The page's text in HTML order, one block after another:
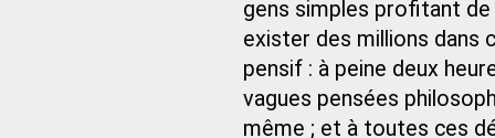
gens simples profitant
exister des millions dans
pensif : à peine deux
vagues pensées
même ; et à toutes ces